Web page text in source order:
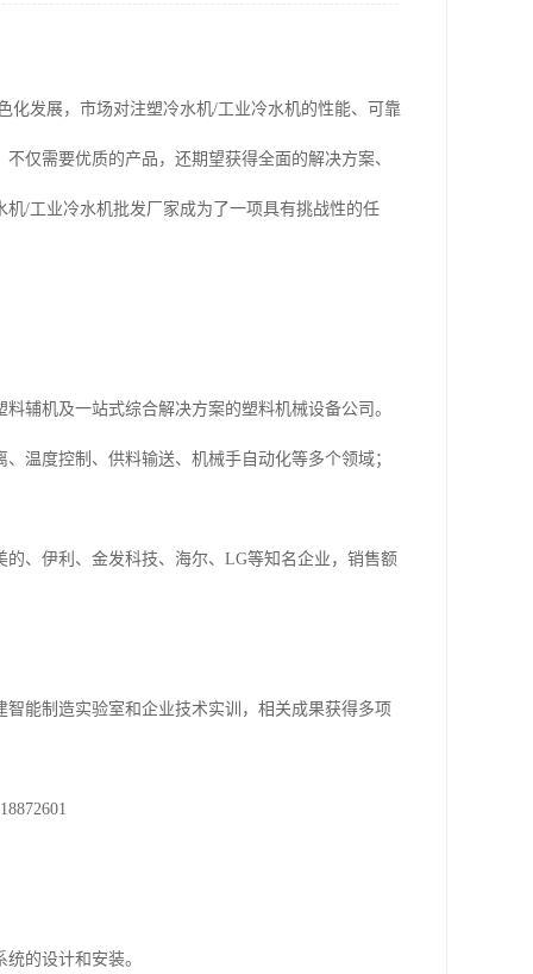
化发展，市场对注塑冷水机/工业冷水机的性能、可靠
仅需要优质的产品，还期望获得全面的解决方案、
/工业冷水机批发厂家成为了一项具有挑战性的任
辅机及一站式综合解决方案的塑料机械设备公司。
温度控制、供料输送、机械手自动化等多个领域；
、伊利、金发科技、海尔、LG等知名企业，销售额
能制造实验室和企业技术实训，相关成果获得多项
的设计和安装。